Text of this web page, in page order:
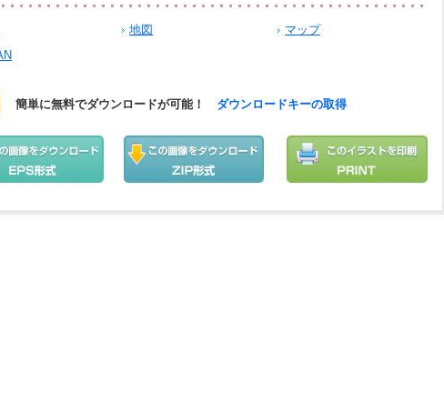
地図
マップ
簡単に無料でダウンロードが可能！ ダウンロードキーの取得